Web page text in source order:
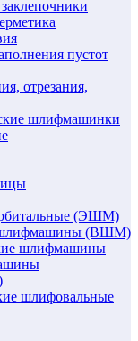
пустот
отрезания,
шлифмашинки
(ЭШМ)
(ВШМ)
шлифмашины
шлифовальные